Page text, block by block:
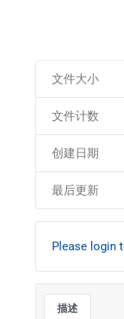
文件大小
文件计数
创建日期
最后更新
Please login
描述